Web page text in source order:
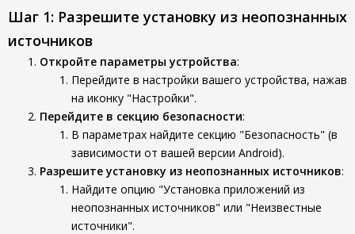
Шаг 1: Разрешите установку из неопознанных
источников
Откройте параметры устройства:
Перейдите в настройки вашего устройства, нажав
на иконку "Настройки".
Перейдите в секцию безопасности:
В параметрах найдите секцию "Безопасность" (в
зависимости от вашей версии Android).
Разрешите установку из неопознанных источников:
Найдите опцию "Установка приложений из
неопознанных источников" или "Неизвестные
источники".